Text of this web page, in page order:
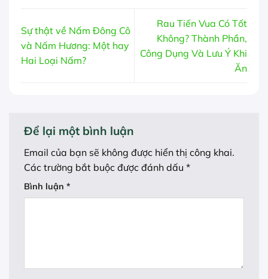
Sự thật về Nấm Đông Cô
và Nấm Hương: Một hay
Hai Loại Nấm?
Rau Tiến Vua Có Tốt
Không? Thành Phần,
Công Dụng Và Lưu Ý Khi
Ăn
Để lại một bình luận
Email của bạn sẽ không được hiển thị công khai.
Các trường bắt buộc được đánh dấu *
Bình luận *